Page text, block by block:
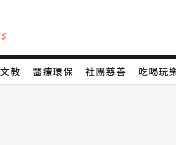
文教 醫療環保 社團慈善 吃喝玩
文教 醫療環保 社團慈善 吃喝玩